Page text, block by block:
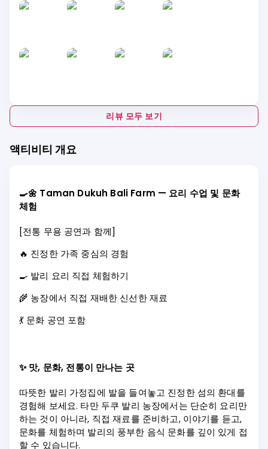
리뷰 모두 보기
액티비티 개요
🍳🌼 Taman Dukuh Bali Farm — 요리 수업 및 문화
체험
[전통 무용 공연과 함께]
🔥 진정한 가족 중심의 경험
🍳 발리 요리 직접 체험하기
🌾 농장에서 직접 재배한 신선한 재료
💃 문화 공연 포함
✨ 맛, 문화, 전통이 만나는 곳
따뜻한 발리 가정집에 발을 들여놓고 진정한 섬의 환대를
경험해 보세요. 타만 두쿠 발리 농장에서는 단순히 요리만
하는 것이 아니라, 직접 재료를 준비하고, 이야기를 듣고,
문화를 체험하며 발리의 풍부한 음식 문화를 깊이 있게 접
할 수 있습니다.